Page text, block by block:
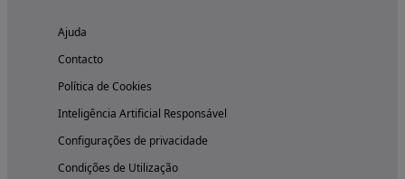
Ajuda
Contacto
Política de Cookies
Inteligência Artificial Responsável
Configurações de privacidade
Condições de Utilização